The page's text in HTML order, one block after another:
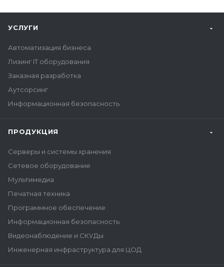
УСЛУГИ
Автоматизация бизнеса
Лизинг IT оборудования
Заказная разработка
Аутсорсинг
Информационная безопасность
ПРОДУКЦИЯ
Серверы и системы хранения
Сетевое оборудование
Мультимедиа
Печатная техника
Программное обеспечение
Информационная безопасность
Видеонаблюдение и СКУДы
Инженерная инфраструктура для ЦОД